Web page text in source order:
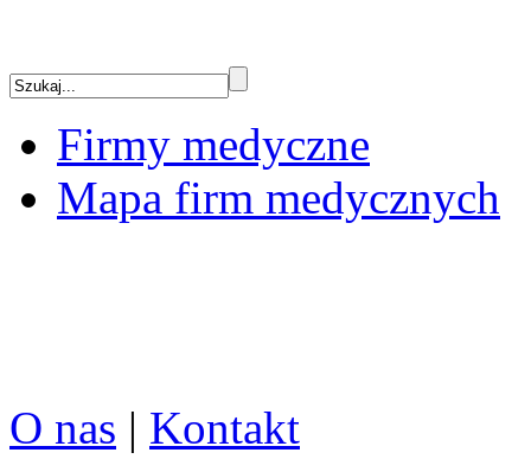
Firmy medyczne
Mapa firm medycznych
O nas | Kontakt